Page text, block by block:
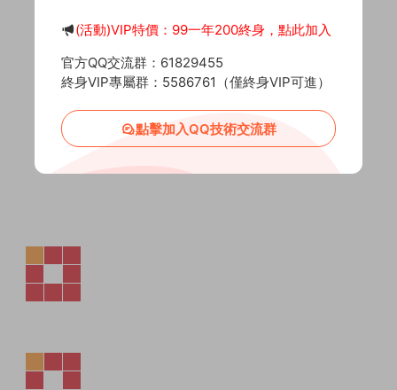
(活動)VIP特價：99一年200終身，點此加入
官方QQ交流群：61829455
終身VIP專屬群：5586761（僅終身VIP可進）
點擊加入QQ技術交流群